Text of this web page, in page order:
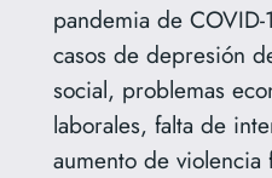
pandemia de
casos de depresión
social, problemas
laborales, falta de
aumento de